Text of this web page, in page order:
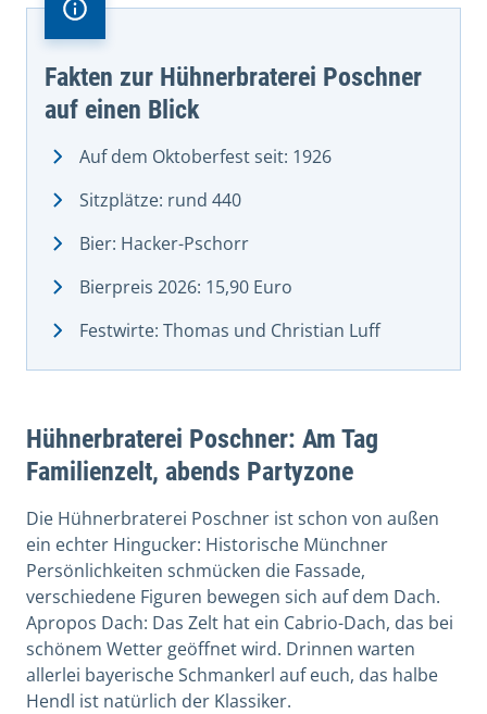
Fakten zur Hühnerbraterei Poschner
auf einen Blick
Auf dem Oktoberfest seit: 1926
Sitzplätze: rund 440
Bier: Hacker-Pschorr
Bierpreis 2026: 15,90 Euro
Festwirte: Thomas und Christian Luff
Hühnerbraterei Poschner: Am Tag
Familienzelt, abends Partyzone
Die Hühnerbraterei Poschner ist schon von außen
ein echter Hingucker: Historische Münchner
Persönlichkeiten schmücken die Fassade,
verschiedene Figuren bewegen sich auf dem Dach.
Apropos Dach: Das Zelt hat ein Cabrio-Dach, das bei
schönem Wetter geöffnet wird. Drinnen warten
allerlei bayerische Schmankerl auf euch, das halbe
Hendl ist natürlich der Klassiker.